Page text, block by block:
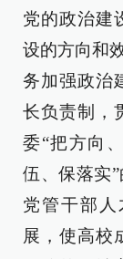
党的政治建
设的方向和
务加强政治
长负责制，
委“把方向
伍、保落实
党管干部
展，使高校